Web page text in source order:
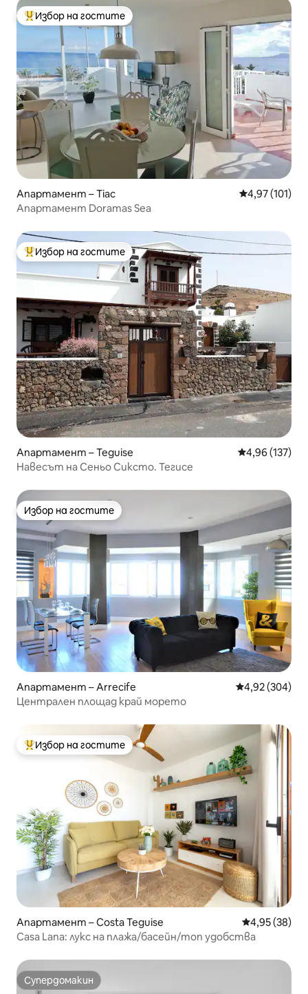
Най-популярен избор на гостите
Избор на гостите
Апартамент – Тіас Средна
4,97 (101)
Апартамент Doramas Sea
Най-популярен избор на гостите
Избор на гостите
Апартамент – Teguise Средна
4,96 (137)
Навесът на Сеньо Сиксто. Тегисе
Избор на гостите
Избор на гостите
Апартамент – Arrecife Средна
4,92 (304)
Централен площад край морето
Най-популярен избор на гостите
Избор на гостите
Апартамент – Costa Teguise Средна
4,95 (38)
Casa Lana: лукс на плажа/басейн/топ удобства
Супердомакин
Супердомакин